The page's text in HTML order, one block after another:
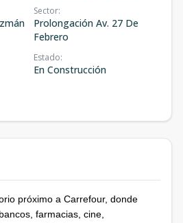
Sector:
Prolongación Av. 27 De
Febrero
Estado:
En Construcción
próximo a Carrefour, donde
farmacias, cine,